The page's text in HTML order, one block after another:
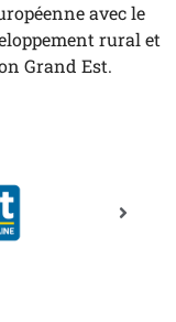
avec le
rural et
Grand Est.